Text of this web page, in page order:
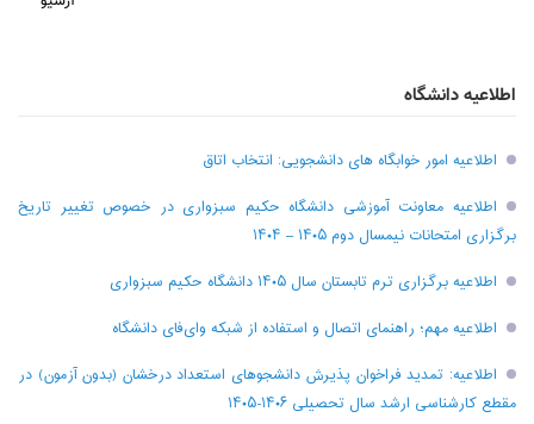
اطلاعیه دانشگاه
اطلاعیه امور خوابگاه های دانشجویی: انتخاب اتاق
اطلاعیه معاونت آموزشی دانشگاه حکیم سبزواری در خصوص تغییر تاریخ
برگزاری امتحانات نیمسال دوم ۱۴۰۵ – ۱۴۰۴
اطلاعیه برگزاری ترم تابستان سال ۱۴۰۵ دانشگاه حکیم سبزواری
اطلاعیه مهم؛ راهنمای اتصال و استفاده از شبکه وای‌فای دانشگاه
اطلاعیه: تمدید فراخوان پذیرش دانشجو‌های استعداد درخشان (بدون آزمون) در
مقطع کارشناسی ارشد سال تحصیلی ۱۴۰۶-۱۴۰۵